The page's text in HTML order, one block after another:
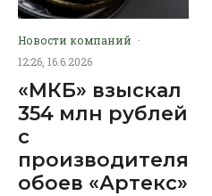
Новости компаний ·
12:26, 16.6.2026
«МКБ» взыскал
354 млн рублей
с
производителя
обоев «Артекс»